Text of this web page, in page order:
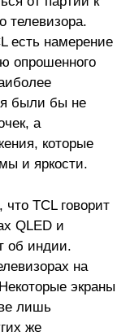
телевизора.
есть намерение
опрошенного
были бы не
а
которые
и яркости.
TCL говорит
QLED и
об индии.
на
экраны
лишь
же